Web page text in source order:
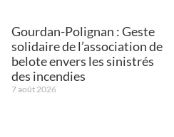
Gourdan-Polignan : Geste
solidaire de l’association de
belote envers les sinistrés
des incendies
7 août 2026